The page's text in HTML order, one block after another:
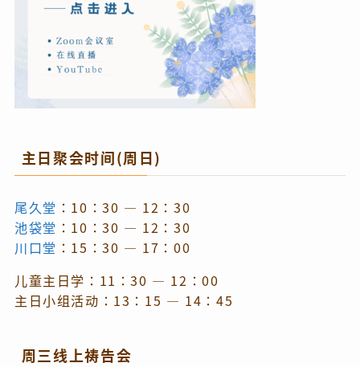
主日聚会时间(周日)
尾久堂 ：10：30 — 12：30
池袋堂 ：10：30 — 12：30
川口堂 ：15：30 — 17：00
儿童主日学：11：30 — 12：00
主日小组活动：13：15 — 14：45
周三线上祷告会